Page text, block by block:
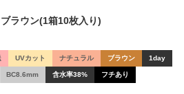
ラウン(1箱10枚入り)
UVカット ナチュラル ブラウン 1day
BC8.6mm 含水率38% フチあり